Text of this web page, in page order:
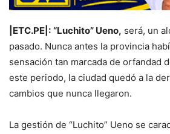
|ETC.PE|: “Luchito” Ueno, será, un
pasado. Nunca antes la provincia
sensación tan marcada de orfandad
este periodo, la ciudad quedó a la
cambios que nunca llegaron.
La gestión de “Luchito” Ueno se